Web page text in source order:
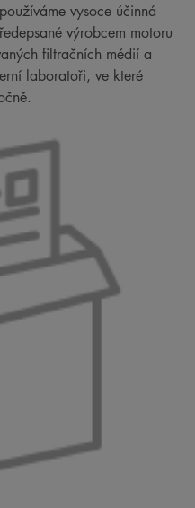
vysoce účinná
výrobcem motoru
filtračních médií a
laboratoři, ve které